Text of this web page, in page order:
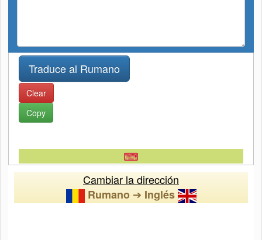
Clear
Copy
⌨
Cambiar la dirección
Rumano➔ Inglés